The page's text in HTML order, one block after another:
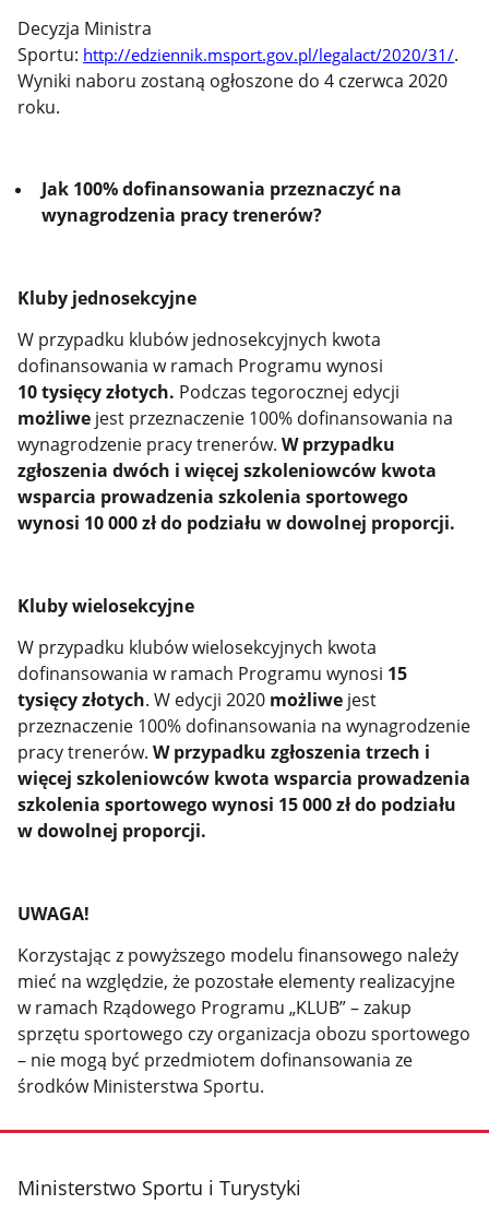
Decyzja Ministra
Sportu: http://edziennik.msport.gov.pl/legalact/2020/31/.
Wyniki naboru zostaną ogłoszone do 4 czerwca 2020
roku.
Jak 100% dofinansowania przeznaczyć na
wynagrodzenia pracy trenerów?
Kluby jednosekcyjne
W przypadku klubów jednosekcyjnych kwota
dofinansowania w ramach Programu wynosi
10 tysięcy złotych. Podczas tegorocznej edycji
możliwe jest przeznaczenie 100% dofinansowania na
wynagrodzenie pracy trenerów.W przypadku
zgłoszenia dwóch i więcej szkoleniowców kwota
wsparcia prowadzenia szkolenia sportowego
wynosi 10 000 zł do podziału w dowolnej proporcji.
Kluby wielosekcyjne
W przypadku klubów wielosekcyjnych kwota
dofinansowania w ramach Programu wynosi 15
tysięcy złotych. W edycji 2020 możliwe jest
przeznaczenie 100% dofinansowania na wynagrodzenie
pracy trenerów.W przypadku zgłoszenia trzech i
więcej szkoleniowców kwota wsparcia prowadzenia
szkolenia sportowego wynosi 15 000 zł do podziału
w dowolnej proporcji.
UWAGA!
Korzystając z powyższego modelu finansowego należy
mieć na względzie, że pozostałe elementy realizacyjne
w ramach Rządowego Programu „KLUB” – zakup
sprzętu sportowego czy organizacja obozu sportowego
– nie mogą być przedmiotem dofinansowania ze
środków Ministerstwa Sportu.
stopka
Ministerstwo Sportu i Turystyki